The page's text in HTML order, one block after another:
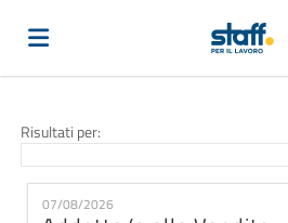
Offerte
Risultati per:
07/08/2026